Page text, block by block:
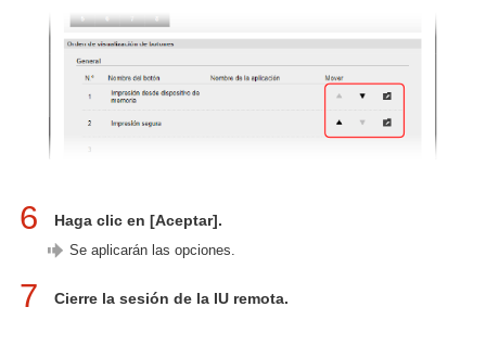
6 Haga clic en [Aceptar].
Se aplicarán las opciones.
7 Cierre la sesión de la IU remota.